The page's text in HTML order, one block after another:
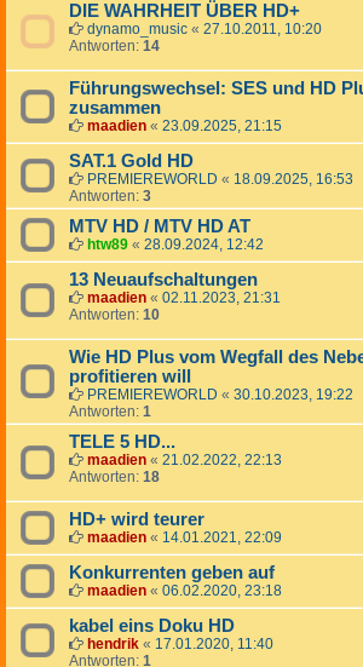
DIE WAHRHEIT ÜBER HD+
dynamo_music « 27.10.2011, 10:20
Antworten: 14
Führungswechsel: SES und HD
zusammen
maadien « 23.09.2025, 21:15
SAT.1 Gold HD
PREMIEREWORLD « 18.09.2025, 16:53
Antworten: 3
MTV HD / MTV HD AT
htw89 « 28.09.2024, 12:42
13 Neuaufschaltungen
maadien « 02.11.2023, 21:31
Antworten: 10
Wie HD Plus vom Wegfall des
profitieren will
PREMIEREWORLD « 30.10.2023, 19:22
Antworten: 1
TELE 5 HD...
maadien « 21.02.2022, 22:13
Antworten: 18
HD+ wird teurer
maadien « 14.01.2021, 22:09
Konkurrenten geben auf
maadien « 06.02.2020, 23:18
kabel eins Doku HD
hendrik « 17.01.2020, 11:40
Antworten: 1